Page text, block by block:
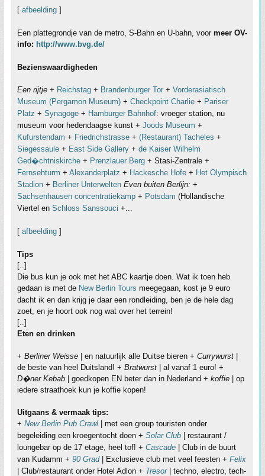
[ afbeelding ]
Een plattegrondje van de metro, S-Bahn en U-bahn, voor meer OV-
info: http://www.bvg.de/
Bezienswaardigheden
Een rijtje + Reichstag + Brandenburger Tor + Vorderasiatisch
Museum (Pergamon Museum) + Checkpoint Charlie + Pariser
Platz + Synagoge + Hamburger Bahnhof: vroeger station, nu
museum voor hedendaagse kunst + Joods Museum +
Kufurstendam + Friedrichstrasse + (Restaurant) Tacheles +
Siegessaule + East Side Gallery + de Kaiser Wilhelm
Ged�chtniskirche + Prenzlauer Berg + Stasi-Zentrale +
Fernsehturm + Alexanderplatz + Hackesche Hofe + Het Olympisch
Stadion + Berliner Unterwelten Even buiten Berlijn: +
Sachsenhausen concentratiekamp + Potsdam (Hollandische
Viertel en Schloss Sanssouci +...
[ afbeelding ]
Tips
[..]
Die bus kun je ook met het ABC kaartje doen. Wat ik toen heb
gedaan is met de New Berlin Tours meegegaan, kost je 9 euro
dacht ik en dan krijg je daar een rondleiding, ben je de hele dag
zoet, en je hoort ook nog wat over het terrein!
[..]
Eten en drinken
+ Berliner Weisse | en natuurlijk alle Duitse bieren + Currywurst
de beste van heel Duitsland! + Bratwurst | al vanaf 1 euro! +
D�ner Kebab | goedkopen EN beter dan in Nederland + koffie | op
iedere straathoek kun je koffie kopen!
Uitgaans & vermaak tips:
+ New Berlin Pub Crawl | met een group touristen onder
begeleiding een kroegentocht doen + Solar Club | restaurant /
loungebar op de 17 etage, heel tof! + Cascade | Club in de buurt
van Kudamm + 90 Grad| Exclusieve club met veel feesten + Felix
| Club/restaurant onder Hotel Adlon + Tresor| techno, electro, tech-